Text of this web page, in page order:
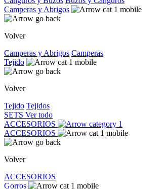
Camperas y Abrigos
Volver
Camperas y Abrigos Camperas
Tejido
Volver
Tejido Tejidos
SETS Ver todo
ACCESORIOS
ACCESORIOS
Volver
ACCESORIOS
Gorros